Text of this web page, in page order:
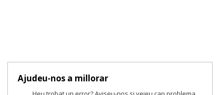
Ajudeu-nos a millorar